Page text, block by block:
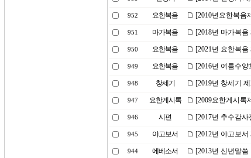
952 요한복음 [2010년요한복음
951 마가복음 [2018년 마가복
950 요한복음 [2021년 요한복
949 요한복음 [2016년 여름수
948 창세기 [2019년 창세기
947 요한계시록 [2009요한계시록
946 시편 [2017년 추수감
945 야고보서 [2012년 야고보
944 에베소서 [2013년 신년말